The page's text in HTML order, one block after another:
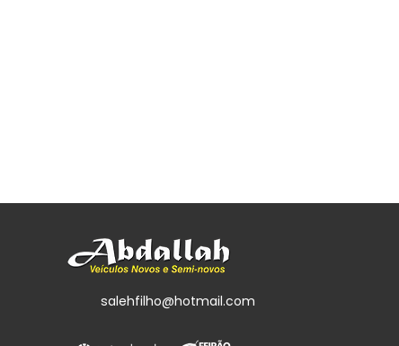
salehfilho@hotmail.com